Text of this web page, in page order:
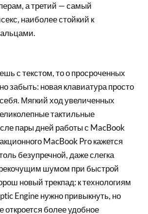
а третий — самый
наиболее стойкий к
с текстом, то о просроченных
забыть: новая клавиатура просто
себя. Мягкий ход увеличенных
тактильные
пары дней работы с MacBook
MacBook Pro кажется
безупречной, даже слегка
шумом при быстрой
новый трекпад: к технологиям
Engine нужно привыкнуть, но
откроется более удобное